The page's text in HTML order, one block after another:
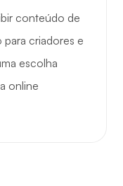
conteúdo de
criadores e
escolha
online